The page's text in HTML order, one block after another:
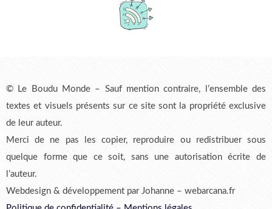
© Le Boudu Monde – Sauf mention contraire, l’ensemble des
textes et visuels présents sur ce site sont la propriété exclusive
de leur auteur.
Merci de ne pas les copier, reproduire ou redistribuer sous
quelque forme que ce soit, sans une autorisation écrite de
l’auteur.
Webdesign & développement par Johanne – webarcana.fr